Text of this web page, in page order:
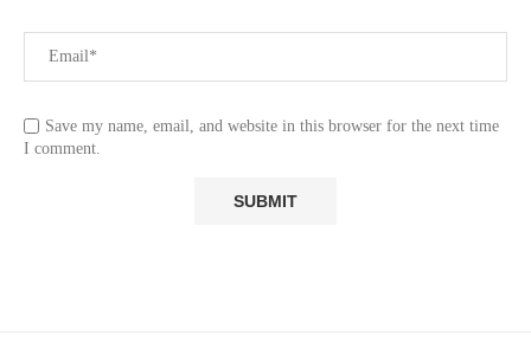
Save my name, email, and website in this browser for the next time
I comment.